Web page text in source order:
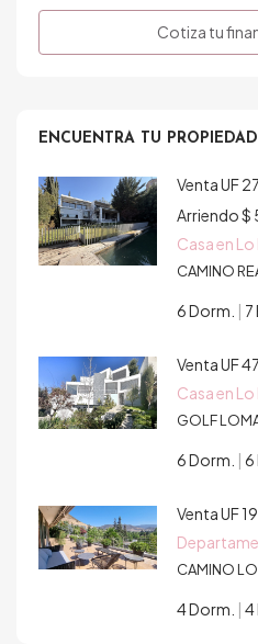
Cotiza tu
ENCUENTRA TU
VentaUF
Arriendo$
Casa en
CAMINO
6 Dorm. 7
VentaUF
Casa en
GOLF
6 Dorm. 6
VentaUF
CAMINO LO
4 Dorm. 4